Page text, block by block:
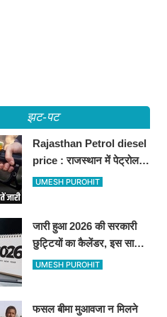
झट-पट
Rajasthan Petrol diesel
price : राजस्थान में पेट्रोल-
डीजल की कीमतें जारी, जानिए
UMESH PUROHIT
जारी हुआ 2026 की सरकारी
छुट्टियों का कैलेंडर, इस साल
कई बार मिलेगा लगातार
UMESH PUROHIT
फसल बीमा मुआवजा न मिलने